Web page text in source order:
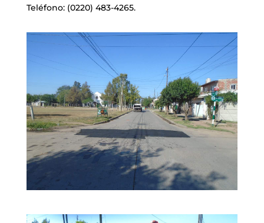
Teléfono: (0220) 483-4265.